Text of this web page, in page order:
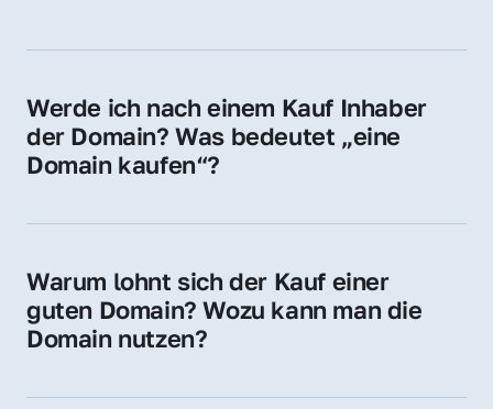
Werde ich nach einem Kauf Inhaber
der Domain? Was bedeutet „eine
Domain kaufen“?
Sie erhalten alle Rechte zur Nutzung,
Domain.
Warum lohnt sich der Kauf einer
guten Domain? Wozu kann man die
Domain nutzen?